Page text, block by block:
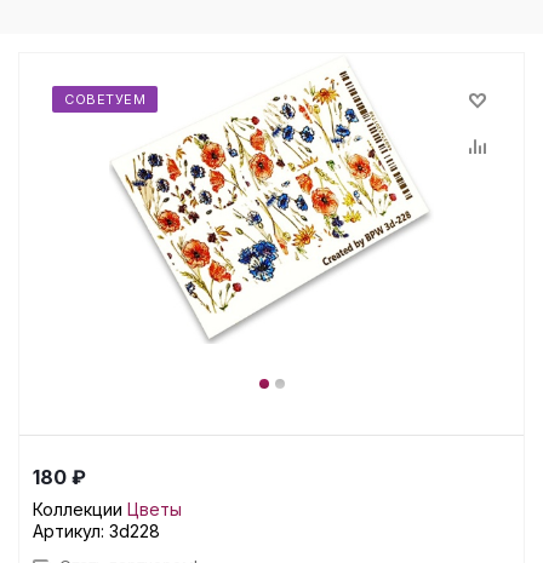
СОВЕТУЕМ
180 ₽
Коллекции Цветы
Артикул: 3d228